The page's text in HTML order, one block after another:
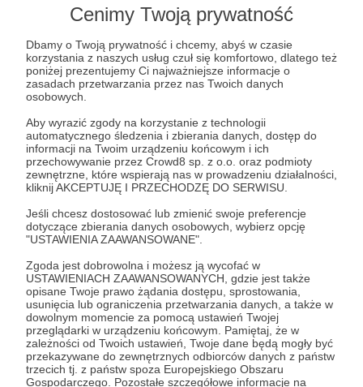
Cenimy Twoją prywatność
Dbamy o Twoją prywatność i chcemy, abyś w czasie
korzystania z naszych usług czuł się komfortowo, dlatego też
poniżej prezentujemy Ci najważniejsze informacje o
zasadach przetwarzania przez nas Twoich danych
osobowych.
Aby wyrazić zgody na korzystanie z technologii
automatycznego śledzenia i zbierania danych, dostęp do
informacji na Twoim urządzeniu końcowym i ich
przechowywanie przez Crowd8 sp. z o.o. oraz podmioty
zewnętrzne, które wspierają nas w prowadzeniu działalności,
kliknij AKCEPTUJĘ I PRZECHODZĘ DO SERWISU.
Jeśli chcesz dostosować lub zmienić swoje preferencje
dotyczące zbierania danych osobowych, wybierz opcję
"USTAWIENIA ZAAWANSOWANE".
Zgoda jest dobrowolna i możesz ją wycofać w
USTAWIENIACH ZAAWANSOWANYCH, gdzie jest także
opisane Twoje prawo żądania dostępu, sprostowania,
usunięcia lub ograniczenia przetwarzania danych, a także w
dowolnym momencie za pomocą ustawień Twojej
przeglądarki w urządzeniu końcowym. Pamiętaj, że w
zależności od Twoich ustawień, Twoje dane będą mogły być
przekazywane do zewnętrznych odbiorców danych z państw
trzecich tj. z państw spoza Europejskiego Obszaru
Gospodarczego. Pozostałe szczegółowe informacje na
Drobny prezent co miesiąc do odbioru na
Newsletter z kulisami działania Społecznego
Domu Kultury, a w nim plany i pomysły na
przyszłość
Pierwszeństwo do zapisów na warsztaty
DZIĘKUJEMY ZA WSPARCIE!
Patroni: 5
50 zł miesięcznie
Wpłacając 50 zł miesięcznie otrzymasz od nas:
Drobny prezent co miesiąc do odbioru na
#Wajzera21
Newsletter z kulisami działania Społecznego
Domu Kultury, a w nim plany i pomysły na